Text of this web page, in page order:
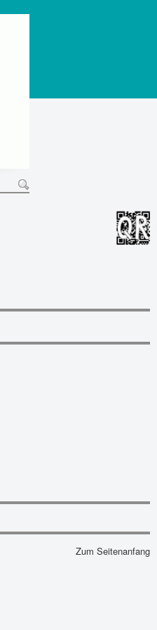
Zum Seitenanfang